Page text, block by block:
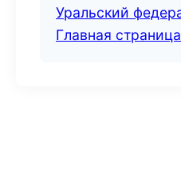
Уральский
Главная страница